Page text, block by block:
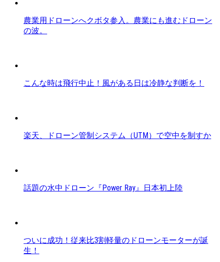
農業用ドローンへクボタ参入。農業にも進むドローン
の波。
こんな時は飛行中止！風がある日は冷静な判断を！
楽天、ドローン管制システム（UTM）で空中を制すか
話題の水中ドローン『Power Ray』日本初上陸
ついに成功！従来比3割軽量のドローンモーターが誕
生！